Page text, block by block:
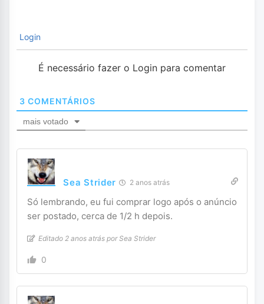
Login
É necessário fazer o Login para comentar
3 COMENTÁRIOS
mais votado
Sea Strider 2 anos atrás
Só lembrando, eu fui comprar logo após o anúncio
ser postado, cerca de 1/2 h depois.
Editado 2 anos atrás por Sea Strider
0